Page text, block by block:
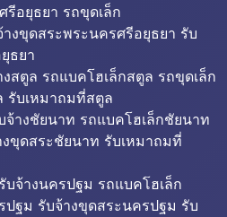
รีอยุธยา รถขุดเล็ก
งขุดสระพระนครศรีอยุธยา รับ
ธยา
สตูล รถแบคโฮเล็กสตูล รถขุดเล็ก
รับเหมาถมที่สตูล
างชัยนาท รถแบคโฮเล็กชัยนาท
ขุดสระชัยนาท รับเหมาถมที่
จ้างนครปฐม รถแบคโฮเล็ก
ฐม รับจ้างขุดสระนครปฐม รับ